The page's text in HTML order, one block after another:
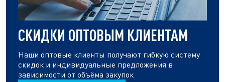
СКИДКИ ОПТОВЫМ КЛИЕНТАМ
Наши оптовые клиенты получают гибкую систему
скидок и индивидуальные предложения в
зависимости от объёма закупок